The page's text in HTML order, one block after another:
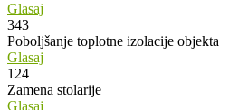
Glasaj
343
Poboljšanje toplotne izolacije objekta
Glasaj
124
Zamena stolarije
Glasaj